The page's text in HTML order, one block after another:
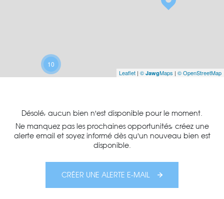
10
Leaflet | © JawgMaps | © OpenStreetMap
Désolé, aucun bien n'est disponible pour le moment.
Ne manquez pas les prochaines opportunités, créez une
alerte email et soyez informé dès qu'un nouveau bien est
disponible.
CRÉER UNE ALERTE E-MAIL